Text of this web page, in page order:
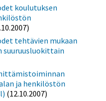
koulutuksen
tehtävien mukaan
ja henkilöstön
(12.10.2007)